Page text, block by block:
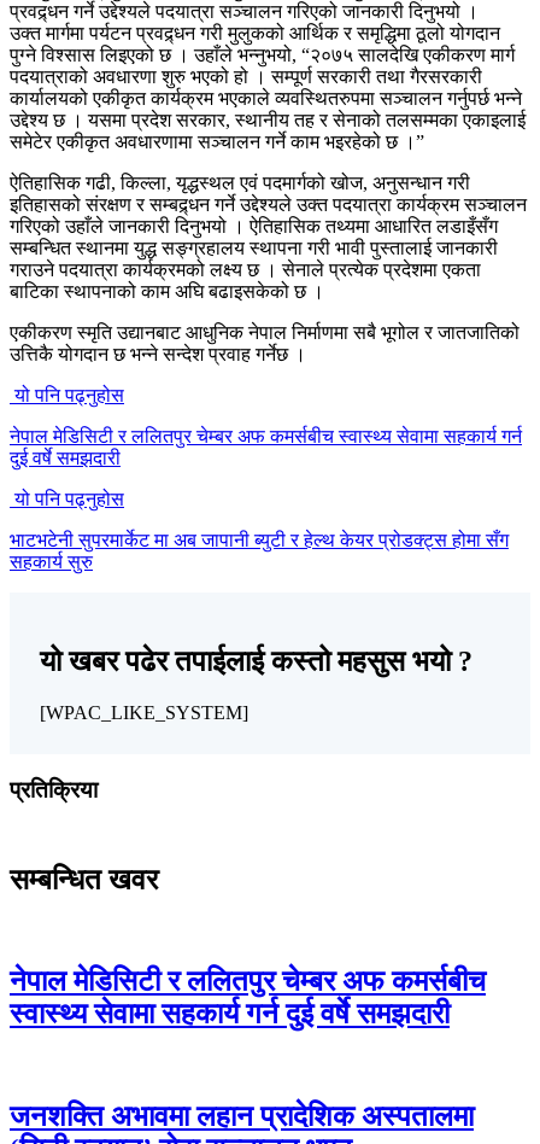
प्रवद्र्धन गर्ने उद्देश्यले पदयात्रा सञ्चालन गरिएको जानकारी दिनुभयो ।
उक्त मार्गमा पर्यटन प्रवद्र्धन गरी मुलुकको आर्थिक र समृद्धिमा ठूलो योगदान
पुग्ने विश्सास लिइएको छ । उहाँले भन्नुभयो, “२०७५ सालदेखि एकीकरण मार्ग
पदयात्राको अवधारणा शुरु भएको हो । सम्पूर्ण सरकारी तथा गैरसरकारी
कार्यालयको एकीकृत कार्यक्रम भएकाले व्यवस्थितरुपमा सञ्चालन गर्नुपर्छ भन्ने
उद्देश्य छ । यसमा प्रदेश सरकार, स्थानीय तह र सेनाको तलसम्मका एकाइलाई
समेटेर एकीकृत अवधारणामा सञ्चालन गर्ने काम भइरहेको छ ।”
ऐतिहासिक गढी, किल्ला, यृद्धस्थल एवं पदमार्गको खोज, अनुसन्धान गरी
इतिहासको संरक्षण र सम्बद्र्धन गर्ने उद्देश्यले उक्त पदयात्रा कार्यक्रम सञ्चालन
गरिएको उहाँले जानकारी दिनुभयो । ऐतिहासिक तथ्यमा आधारित लडाइँसँग
सम्बन्धित स्थानमा युद्ध सङ्ग्रहालय स्थापना गरी भावी पुस्तालाई जानकारी
गराउने पदयात्रा कार्यक्रमको लक्ष्य छ । सेनाले प्रत्येक प्रदेशमा एकता
बाटिका स्थापनाको काम अघि बढाइसकेको छ ।
एकीकरण स्मृति उद्यानबाट आधुनिक नेपाल निर्माणमा सबै भूगोल र जातजातिको
उत्तिकै योगदान छ भन्ने सन्देश प्रवाह गर्नेछ ।
यो पनि पढ्नुहोस
नेपाल मेडिसिटी र ललितपुर चेम्बर अफ कमर्सबीच स्वास्थ्य सेवामा सहकार्य गर्न
दुई वर्षे समझदारी
यो पनि पढ्नुहोस
भाटभटेनी सुपरमार्केट मा अब जापानी ब्युटी र हेल्थ केयर प्रोडक्ट्स होमा सँग
सहकार्य सुरु
यो खबर पढेर तपाईलाई कस्तो महसुस भयो ?
[WPAC_LIKE_SYSTEM]
प्रतिक्रिया
सम्बन्धित खवर
नेपाल मेडिसिटी र ललितपुर चेम्बर अफ कमर्सबीच
स्वास्थ्य सेवामा सहकार्य गर्न दुई वर्षे समझदारी
जनशक्ति अभावमा लहान प्रादेशिक अस्पतालमा